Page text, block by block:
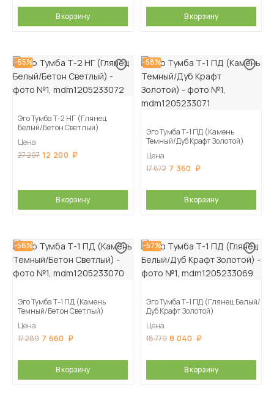
В корзину В корзину
-55%
Эго Тумба Т-2 НГ (Глянец
Белый/Бетон Светлый)
Цена
27 207 12 200
В корзину
-58%
Эго Тумба Т-1 ПД (Камень
Темный/Дуб Крафт Золотой)
Цена
17 672 7 360
В корзину
-56%
Эго Тумба Т-1 ПД (Камень
Темный/Бетон Светлый)
Цена
17 289 7 660
В корзину
-57%
Эго Тумба Т-1 ПД (Глянец Белый/
Дуб Крафт Золотой)
Цена
18 779 8 040
В корзину